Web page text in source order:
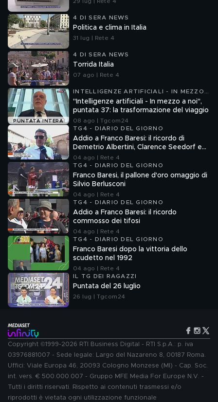
4 DI SERA NEWS
Politica e clima in Italia
31 lug | Rete 4
4 DI SERA NEWS
Torrida Italia
07 ago | Rete 4
PUNTATA INTERA
INTELLIGENZE ARTIFICIALI - IN MEZZO
A NOI
"Intelligenze artificiali - In mezzo a noi",
puntata 37: la trasformazione del viaggio
08 ago | Tgcom24
TG4 - DIARIO DEL GIORNO
Addio a Franco Baresi: il ricordo di
Demetrio Albertini, Clarence Seedorf e
Giovanni Galli
04 ago | Rete 4
TG4 - DIARIO DEL GIORNO
Franco Baresi, il pallone d'oro omaggio di
Silvio Berlusconi
04 ago | Rete 4
TG4 - DIARIO DEL GIORNO
Addio a Franco Baresi: il ricordo
commosso dei tifosi
04 ago | Rete 4
TG4 - DIARIO DEL GIORNO
Franco Baresi dopo la vittoria dello
scudetto nel 1992
04 ago | Rete 4
IL TG DEI RAGAZZI
Puntata del 26 luglio
26 lug | Tgcom24
Copyright ©1999-2026 RTI Business Digital - RTI S.p.A.: p. iva
03976881007 - Sede legale: Largo del Nazareno 8, 00187 Roma.
Uffici: Viale Europa 46, 20093 Cologno Monzese (MI) - Cap. Soc.
int. vers. € 500.000.007 - Gruppo MFE Media For Europe N.V. -
Tutti i diritti riservati. Rispetto ai contenuti trasmessi e/o
riprodotti è vietata ogni utilizzazione funzionale